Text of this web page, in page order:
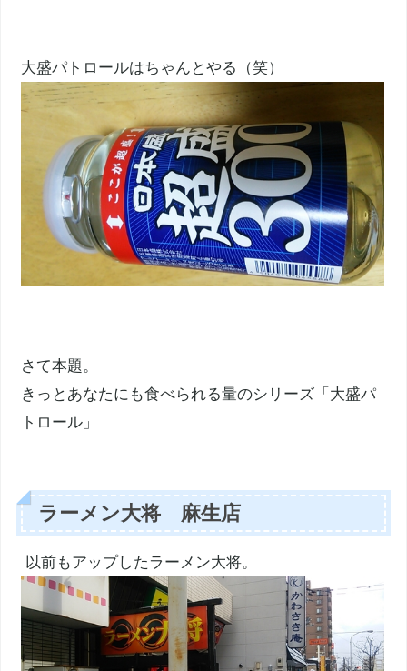
大盛パトロールはちゃんとやる（笑）
さて本題。
きっとあなたにも食べられる量のシリーズ「大盛パ
トロール」
ラーメン大将 麻生店
以前もアップしたラーメン大将。